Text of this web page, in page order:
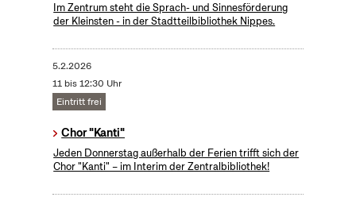
Im Zentrum steht die Sprach- und Sinnesförderung
der Kleinsten - in der Stadtteilbibliothek Nippes.
5.2.2026
11 bis 12:30 Uhr
Eintritt frei
Chor "Kanti"
Jeden Donnerstag außerhalb der Ferien trifft sich der
Chor "Kanti" – im Interim der Zentralbibliothek!